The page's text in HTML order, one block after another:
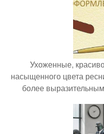
Ухоженные,
насыщенного цвета
более